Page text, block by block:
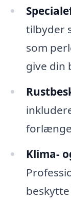
tilbyder
som
give din
Klima-